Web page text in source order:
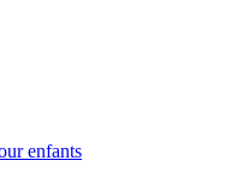
enfants